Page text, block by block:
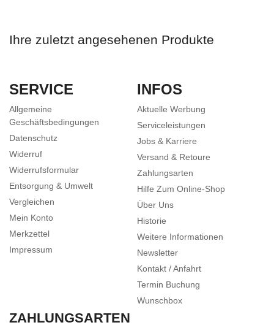
Ihre zuletzt angesehenen Produkte
SERVICE
Allgemeine
Geschäftsbedingungen
Datenschutz
Widerruf
Widerrufsformular
Entsorgung & Umwelt
Vergleichen
Mein Konto
Merkzettel
Impressum
INFOS
Aktuelle Werbung
Serviceleistungen
Jobs & Karriere
Versand & Retoure
Zahlungsarten
Hilfe Zum Online-Shop
Über Uns
Historie
Weitere Informationen
Newsletter
Kontakt / Anfahrt
Termin Buchung
Wunschbox
ZAHLUNGSARTEN